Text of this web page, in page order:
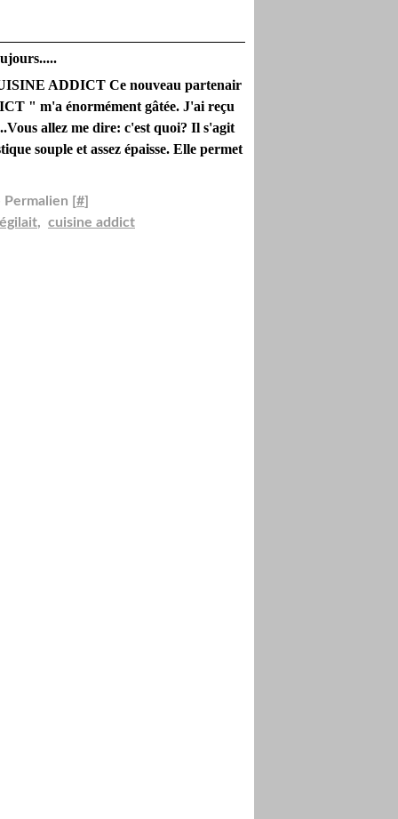
ADDICT Ce nouveau partenair
" m'a énormément gâtée. J'ai reçu
allez me dire: c'est quoi? Il s'agit
souple et assez épaisse. Elle permet
Permalien [#]
, cuisine addict